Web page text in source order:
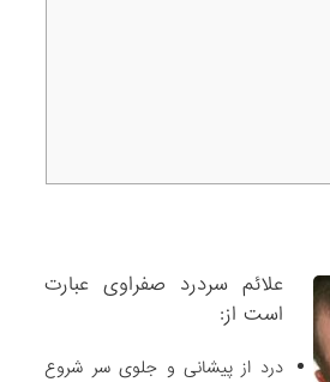
علائم سردرد صفراوی عبارت
است از:
درد از پیشانی و جلوی سر شروع